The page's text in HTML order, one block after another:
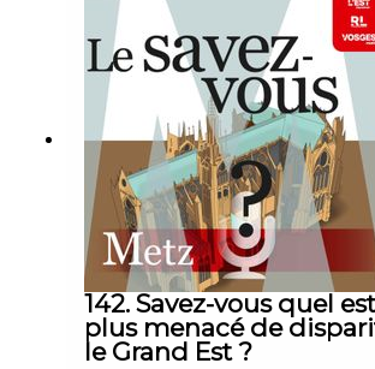
142. Savez-vous quel
plus menacé de
le Grand Est ?